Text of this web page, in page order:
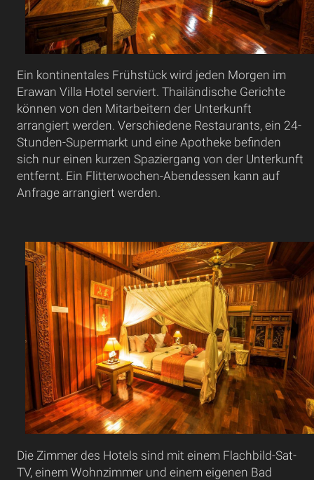
Ein kontinentales Frühstück wird jeden Morgen im
Erawan Villa Hotel serviert. Thailändische Gerichte
können von den Mitarbeitern der Unterkunft
arrangiert werden. Verschiedene Restaurants, ein 24-
Stunden-Supermarkt und eine Apotheke befinden
sich nur einen kurzen Spaziergang von der Unterkunft
entfernt. Ein Flitterwochen-Abendessen kann auf
Anfrage arrangiert werden.
Die Zimmer des Hotels sind mit einem Flachbild-Sat-
TV, einem Wohnzimmer und einem eigenen Bad